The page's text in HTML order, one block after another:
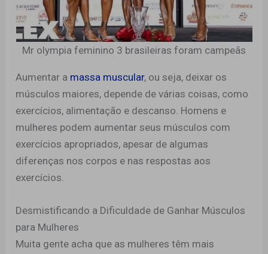
Mr olympia feminino 3 brasileiras foram campeãs
Aumentar a massa muscular, ou seja, deixar os
músculos maiores, depende de várias coisas, como
exercícios, alimentação e descanso. Homens e
mulheres podem aumentar seus músculos com
exercícios apropriados, apesar de algumas
diferenças nos corpos e nas respostas aos
exercícios.
Desmistificando a Dificuldade de Ganhar Músculos
para Mulheres
Muita gente acha que as mulheres têm mais